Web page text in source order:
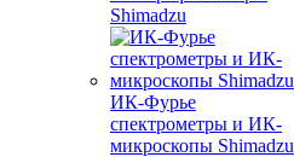
Shimadzu
ИК-Фурье
спектрометры и ИК-
микроскопы Shimadzu